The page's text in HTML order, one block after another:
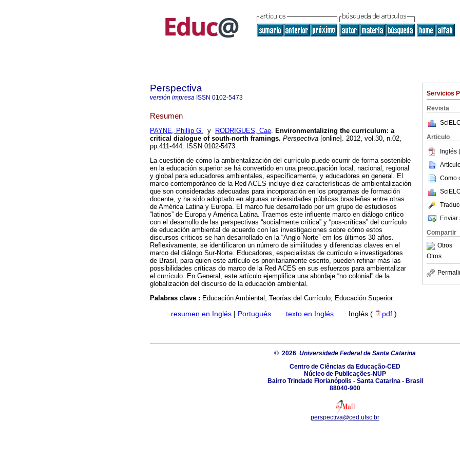
Servicios
Revista
Articulo
Inglés
Como
Enviar
Compartir
Otros
Otros
Perspectiva
versión impresa ISSN 0102-5473
Resumen
PAYNE, Phillip G. y RODRIGUES, Cae. Environmentalizing the curriculum: a
critical dialogue of south-north framings. Perspectiva [online]. 2012, vol.30, n.02,
pp.411-444. ISSN 0102-5473.
La cuestión de cómo la ambientalización del currículo puede ocurrir de forma sostenible
en la educación superior se há convertido en una preocupación local, nacional, regional
y global para educadores ambientales, específicamente, y educadores en general. El
marco contemporáneo de la Red ACES incluye diez características de ambientalización
que son consideradas adecuadas para incorporación en los programas de formación
docente, y ha sido adoptado en algunas universidades públicas brasileñas entre otras
de América Latina y Europa. El marco fue desarrollado por um grupo de estudiosos
“latinos” de Europa y América Latina. Traemos este influente marco en diálogo crítico
con el desarrollo de las perspectivas “socialmente crítica” y “pos-críticas” del currículo
de educación ambiental de acuerdo con las investigaciones sobre cómo estos
discursos críticos se han desarrollado en la “Anglo-Norte” em los últimos 30 años.
Reflexivamente, se identificaron un número de similitudes y diferencias claves en el
marco del diálogo Sur-Norte. Educadores, especialistas de currículo e investigadores
de Brasil, para quien este artículo es prioritariamente escrito, pueden refinar más las
possibilidades críticas do marco de la Red ACES en sus esfuerzos para ambientalizar
el currículo. En General, este artículo ejemplifica una abordaje “no colonial” de la
globalización del discurso de la educación ambiental.
Palabras clave : Educación Ambiental; Teorías del Currículo; Educación Superior.
· resumen en Inglés | Portugués · texto en Inglés · Inglés ( pdf )
© 2026 Universidade Federal de Santa Catarina
Centro de Ciências da Educação-CED
Núcleo de Publicações-NUP
Bairro Trindade Florianópolis - Santa Catarina - Brasil
88040-900
perspectiva@ced.ufsc.br